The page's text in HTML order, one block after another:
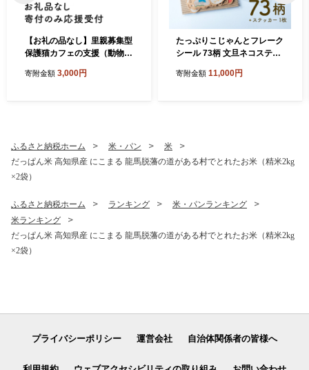
【お礼の品なし】里親募集型
保護猫カフェの支援（動物愛
寄附金額 3,000円
たっぷりこじゃんとフレーク
シール 73柄 文旦ネコステッ
カハシカヨコ
寄附金額 11,000円
ふるさと納税ホーム 米・パン
米
だっぱん米 高知県産 にこまる 龍馬脱藩の道がある村でとれたお米（精米2kg
×2袋）
ふるさと納税ホーム ランキング
米・パンランキング
米ランキング
だっぱん米 高知県産 にこまる 龍馬脱藩の道がある村でとれたお米（精米2kg
×2袋）
プライバシーポリシー 運営会社 自治体関係者の皆様へ